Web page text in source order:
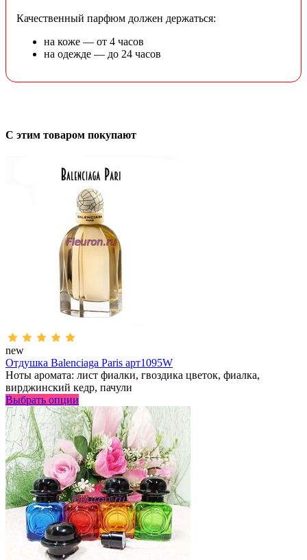
Качественный парфюм должен держаться:
на коже — от 4 часов
на одежде — до 24 часов
С этим товаром покупают
new
Отдушка Balenciaga Paris арт1095W
Ноты аромата: лист фиалки, гвоздика цветок, фиалка,
вирджинский кедр, пачули
Выбрать опции